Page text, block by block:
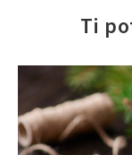
Ti